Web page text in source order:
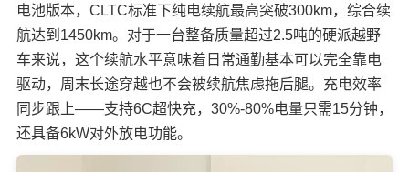
电池版本，CLTC标准下纯电续航最高突破300km，综合续
航达到1450km。对于一台整备质量超过2.5吨的硬派越野
车来说，这个续航水平意味着日常通勤基本可以完全靠电
驱动，周末长途穿越也不会被续航焦虑拖后腿。充电效率
同步跟上——支持6C超快充，30%-80%电量只需15分钟，
还具备6kW对外放电功能。